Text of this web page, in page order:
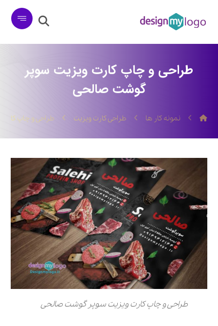
طراحی و چاپ کارت ویزیت سوپر
گوشت صالحی
نمونه کار ها طراحی کارت ویزیت طراحی و چاپ
طراحی و چاپ کارت ویزیت سوپر گوشت صالحی